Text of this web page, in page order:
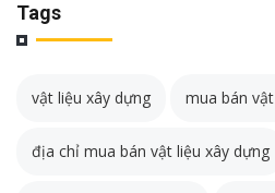
Tags
vật liệu xây dựng mua bán
địa chỉ mua bán vật liệu xây dựng